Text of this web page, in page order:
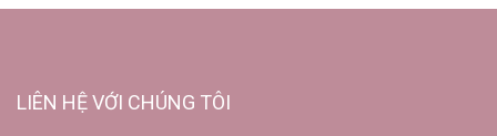
LIÊN HỆ VỚI CHÚNG TÔI